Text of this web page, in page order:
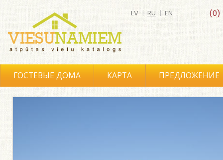
(0)
LV | RU | EN
ГОСТЕВЫЕ ДОМА КАРТА ПРЕДЛОЖЕНИЕ